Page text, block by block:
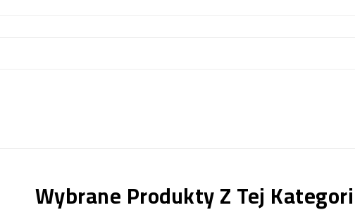
Wybrane Produkty Z Tej